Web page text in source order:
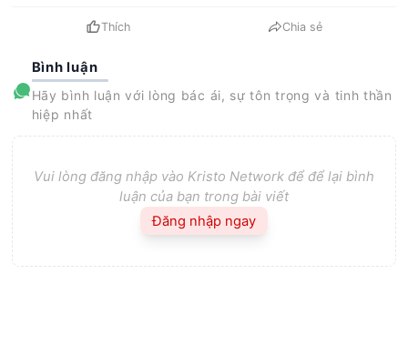
Thích Chia sẻ
Bình luận
Hãy bình luận với lòng bác ái, sự tôn trọng và tinh thần
hiệp nhất
Vui lòng đăng nhập vào Kristo Network để để lại bình
luận của bạn trong bài viết
Đăng nhập ngay